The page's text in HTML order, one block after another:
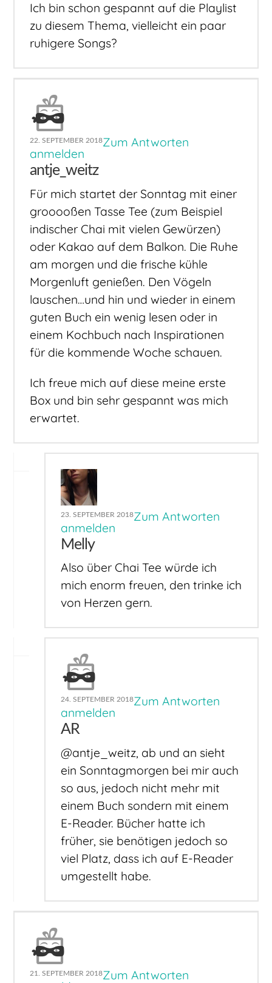
Ich bin schon gespannt auf die Playlist
zu diesem Thema, vielleicht ein paar
ruhigere Songs?
22. SEPTEMBER 2018Zum Antworten
anmelden
antje_weitz
Für mich startet der Sonntag mit einer
grooooßen Tasse Tee (zum Beispiel
indischer Chai mit vielen Gewürzen)
oder Kakao auf dem Balkon. Die Ruhe
am morgen und die frische kühle
Morgenluft genießen. Den Vögeln
lauschen…und hin und wieder in einem
guten Buch ein wenig lesen oder in
einem Kochbuch nach Inspirationen
für die kommende Woche schauen.
Ich freue mich auf diese meine erste
Box und bin sehr gespannt was mich
erwartet.
23. SEPTEMBER 2018Zum Antworten
anmelden
Melly
Also über Chai Tee würde ich
mich enorm freuen, den trinke ich
von Herzen gern.
24. SEPTEMBER 2018Zum Antworten
anmelden
AR
@antje_weitz, ab und an sieht
ein Sonntagmorgen bei mir auch
so aus, jedoch nicht mehr mit
einem Buch sondern mit einem
E-Reader. Bücher hatte ich
früher, sie benötigen jedoch so
viel Platz, dass ich auf E-Reader
umgestellt habe.
21. SEPTEMBER 2018Zum Antworten